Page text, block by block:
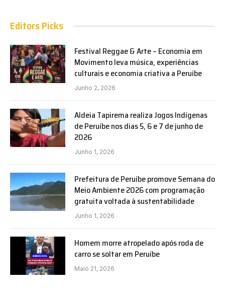
Editors Picks
Festival Reggae & Arte – Economia em
Movimento leva música, experiências
culturais e economia criativa a Peruíbe
Junho 2, 2026
Aldeia Tapirema realiza Jogos Indígenas
de Peruíbe nos dias 5, 6 e 7 de junho de
2026
Junho 1, 2026
Prefeitura de Peruíbe promove Semana do
Meio Ambiente 2026 com programação
gratuita voltada à sustentabilidade
Junho 1, 2026
Homem morre atropelado após roda de
carro se soltar em Peruíbe
Maio 21, 2026